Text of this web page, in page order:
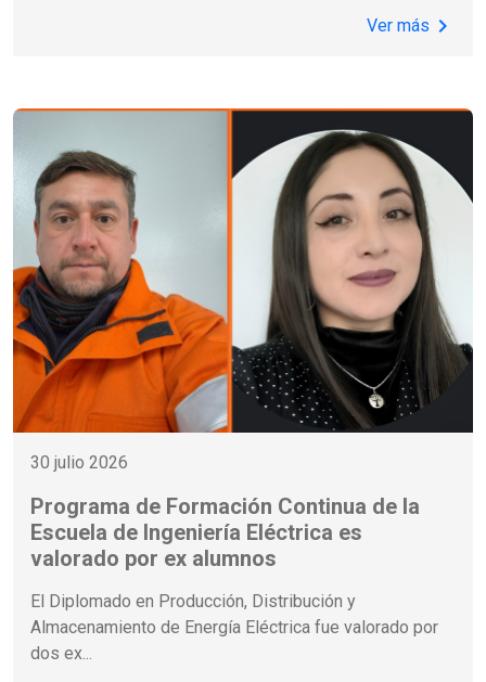
Ver más chevron_right
30 julio 2026
Programa de Formación Continua de la
Escuela de Ingeniería Eléctrica es
valorado por ex alumnos
El Diplomado en Producción, Distribución y
Almacenamiento de Energía Eléctrica fue valorado por
dos ex...